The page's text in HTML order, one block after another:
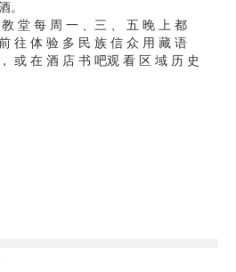
。
堂 每 周 一 、三 、 五 晚 上 都
往 体 验 多 民 族 信 众 用 藏 语
或 在 酒 店 书 吧观 看 区 域 历 史